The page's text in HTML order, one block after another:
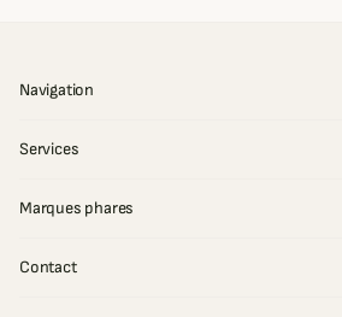
Navigation
Services
Marques phares
Contact